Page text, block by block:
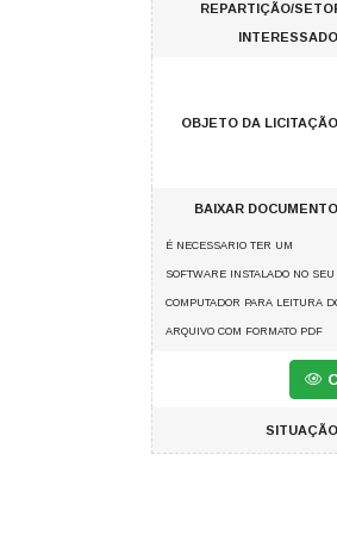
REPARTIÇÃO/
OBJETO DA
BAIXAR
É NECESSARIO TER UM
SOFTWARE INSTALADO NO SEU
COMPUTADOR PARA LEITURA
ARQUIVO COM FORMATO PDF